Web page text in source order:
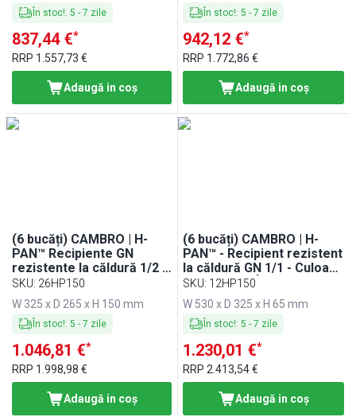
În stoc!: 5 - 7 zile
837,44 €*
RRP 1.557,73 €
Adaugă in coş
În stoc!:5 -7 zile
942,12 €*
RRP 1.772,86 €
Adaugă in coş
(6 bucăți) CAMBRO | H-
PAN™ Recipiente GN
rezistente la căldură 1/2 -
Ambra - Adâncime 150
mm
SKU: 26HP150
W 325 x D 265 x H 150 mm
În stoc!: 5 - 7 zile
1.046,81 €*
RRP 1.998,98 €
Adaugă in coş
(6 bucăți) CAMBRO | H-
PAN™ - Recipient rezistent
la căldură GN 1/1 - Culoare
chihlimbar - Înălțime: 65
mm
SKU: 12HP150
W 530 x D 325 x H 65 mm
În stoc!:5 -7 zile
1.230,01 €*
RRP2.413,54 €
Adaugă in coş